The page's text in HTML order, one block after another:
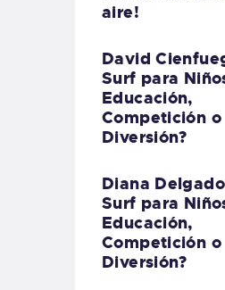
aire!
David
Surf para
Educación,
Competición o
Diversión?
Diana Delgado
Surf para
Educación,
Competición o
Diversión?